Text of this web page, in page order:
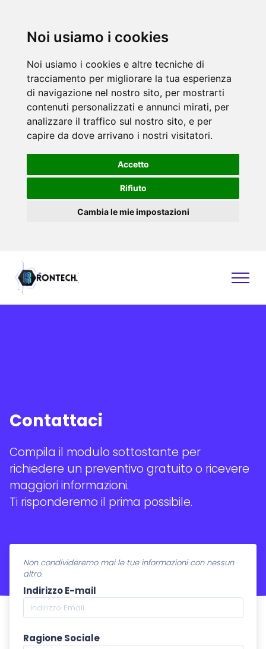
Noi usiamo i cookies
Noi usiamo i cookies e altre tecniche di
tracciamento per migliorare la tua esperienza
di navigazione nel nostro sito, per mostrarti
contenuti personalizzati e annunci mirati, per
analizzare il traffico sul nostro sito, e per
capire da dove arrivano i nostri visitatori.
Accetto
Rifiuto
Cambia le mie impostazioni
Assistenza Tecnica
Grafiche
Consulenza
Formazione
Recupero Dati
Corsi
ITALIANO
ENGLISH
Contattaci
Compila il modulo sottostante per
richiedere un preventivo gratuito o ricevere
maggiori informazioni.
Ti risponderemo il prima possibile.
Non condivideremo mai le tue informazioni con nessun
altro.
Indirizzo E-mail
Ragione Sociale